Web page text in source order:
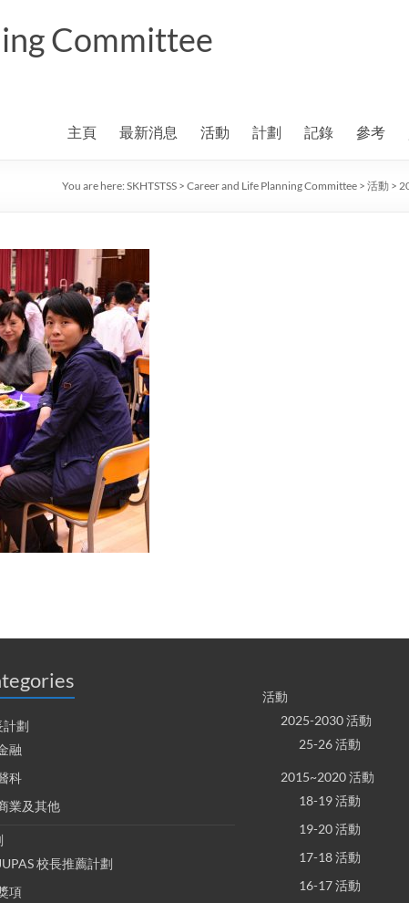
Committee
主頁 最新消息 活動 計劃 記錄 參考
You are here: SKHTSTSS > Career and Life Planning Committee > 活動 >
計劃
融
科
業及其他
校長推薦計劃
項
活動
2025-2030 活動
25-26 活動
2015~2020 活動
18-19 活動
19-20 活動
17-18 活動
16-17 活動